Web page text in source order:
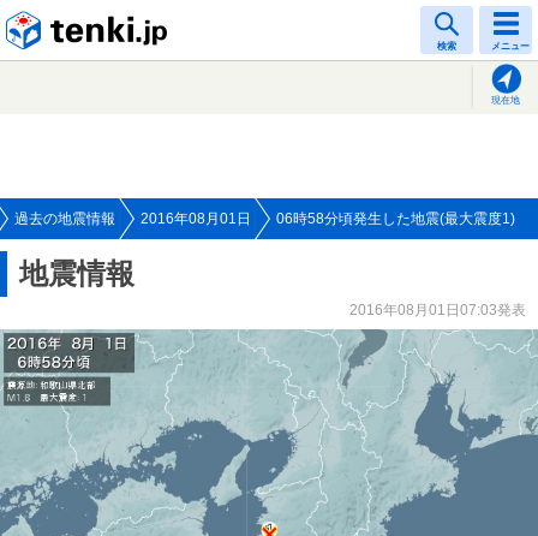
検索 メニュー
現在地
過去の地震情報 2016年08月01日 06時58分頃発生した地震(最大震度1)
地震情報
2016年08月01日07:03発表